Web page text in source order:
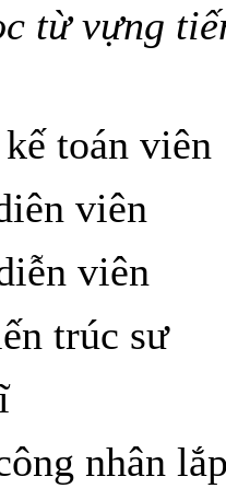
từ vựng
toán viên
viên
viên
trúc sư
nhân